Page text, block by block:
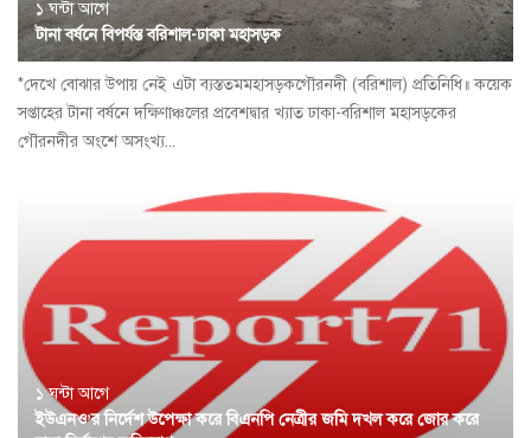
১ ঘন্টা আগে
টানা বর্ষনে বিপর্যস্ত বরিশাল-ঢাকা মহাসড়ক
*দেখে বোঝার উপায় নেই এটা ব্যস্ততমমহাসড়কগৌরনদী (বরিশাল) প্রতিনিধি॥ কয়েক
সপ্তাহের টানা বর্ষনে দক্ষিণাঞ্চলের প্রবেশদ্বার খ্যাত ঢাকা-বরিশাল মহাসড়কের
গৌরনদীর অংশে অসংখ্য...
১ ঘন্টা আগে
ইউএনও’র নির্দেশ উপেক্ষা করে বিএনপি নেত্রীর জমি দখল করে জোর করে